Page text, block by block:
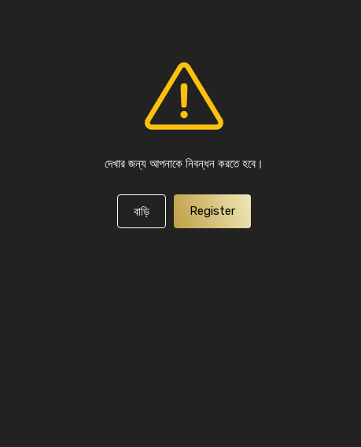
দেখার জন্য আপনাকে নিবন্ধন করতে হবে।
বাড়ি Register